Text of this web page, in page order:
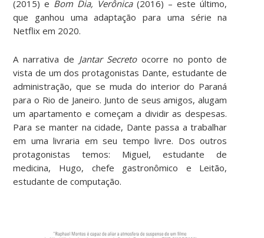
(2015) e Bom Dia, Verônica(2016) – este último,
que ganhou uma adaptação para uma série na
Netflix em 2020.
A narrativa de Jantar Secretoocorre no ponto de
vista de um dos protagonistas Dante, estudante de
administração, que se muda do interior do Paraná
para o Rio de Janeiro. Junto de seus amigos, alugam
um apartamento e começam a dividir as despesas.
Para se manter na cidade, Dante passa a trabalhar
em uma livraria em seu tempo livre. Dos outros
protagonistas temos: Miguel, estudante de
medicina, Hugo, chefe gastronômico e Leitão,
estudante de computação.